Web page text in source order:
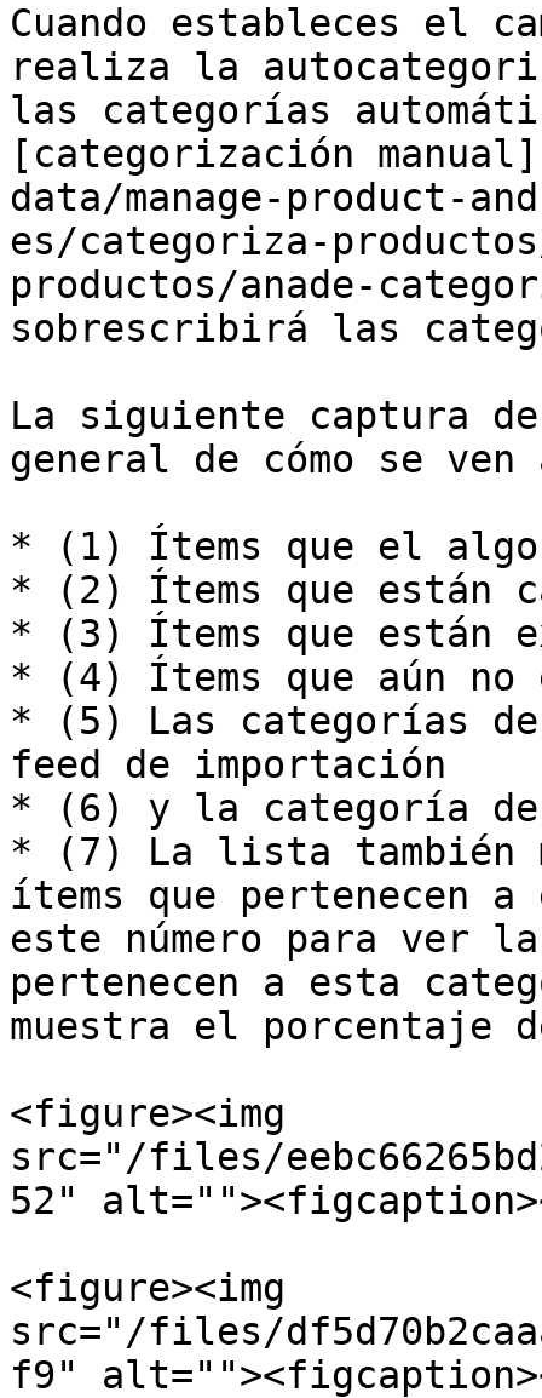
Cuando estableces el
realiza la
las categorías
[categorización
data/manage-product-
es/categoriza-
productos/anade-
sobrescribirá las
La siguiente captura
general de cómo se
* (1) Ítems que el
* (2) Ítems que están
* (3) Ítems que están
* (4) Ítems que aún no
* (5) Las categorías
feed de importación
* (6) y la categoría
* (7) La lista también
ítems que pertenecen
este número para ver
pertenecen a esta
muestra el porcentaje
<figure><img
src="/files/
52"
<figure><img
src="/files/
f9"